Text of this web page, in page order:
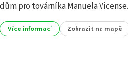
dům pro továrníka Manuela Vicense.
Více informací Zobrazit na mapě